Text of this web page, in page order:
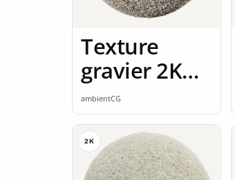
Texture
gravier 2K
seamless
ambientCG
2K